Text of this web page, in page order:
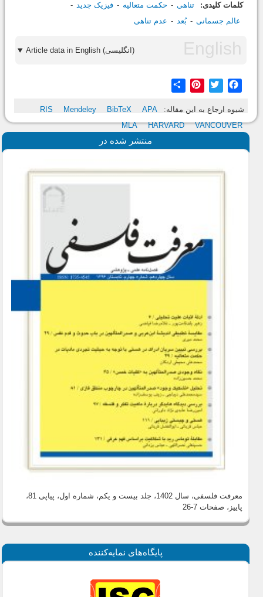
کلمات کلیدی: تناهی حکمت متعالیه
فیزیک جدید
عالم جسمانی
بُعد عدم تناهی
Article data in English (انگلیسی)
Facebook
Twitter
Pinterest
شیوه ارجاع به این مقاله: RIS Mendeley BibTeX
APA
MLA
HARVARD VANCOUVER
منتشر شده در
معرفت فلسفی، سال 1402، جلد بیست و یکم، شماره اول، پیاپی 81،
پاییز ، صفحات 7-26
پايگاه‌های نمايه‌كننده